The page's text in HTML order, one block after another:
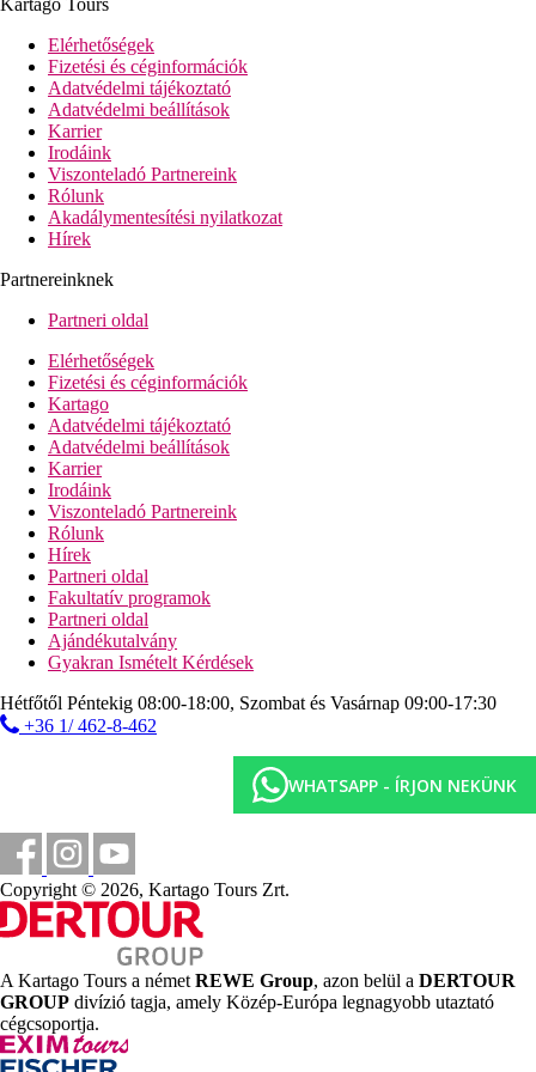
570 szoba
mongol, harapnivalók a strandon)
6 ütem
2 úszómedence
Pueblo Principe bevásárlónegyed
konferenciaterem
fizetős internet és ATM
Az ügyfelek igénybe vehetik a Luxury Ambar, a Grand
Aquamarine, a Grand Punta Cana és a Grand Turquesa
szállodák szolgáltatásait (a büfééttermek kivételével) =
gyermekmedence
WiFi-kapcsolat
Strand leírása
A homokos strand közvetlenül a szálloda mellett található.
Diéta
Mindent tartalmazó program:
Üdvözlő koktél
Reggeli (07.00 - 10.30), ebéd (13.00 - 15.00) és vacsora
Belépés minden à la carte étterembe (előzetes foglalás
szükséges)
Helyi és külföldi alkoholos és alkoholmentes italok,
eredeti alkoholos italok választéka
Minibár a szobában, naponta feltöltve (üdítők, víz)
Naponta 1 óra ingyenes - katamarán, búvárleckék a
medencében, kajakok, tenisz, kerékpárok,
sznorkelfelszerelés
Darts, kosárlabda, foci, röplabda, táncórák, fitnesz,
WiFi-kapcsolat
Ingyenes sporttevékenységek
nyilak
katamarán, kajakok
tenisz
kerekek
kosárlabda
futball
röplabda
táncórák
Kartago Tours
Elérhetőségek
Fizetési és céginformációk
Adatvédelmi tájékoztató
Adatvédelmi beállítások
Karrier
Irodáink
Viszonteladó Partnereink
Rólunk
Akadálymentesítési nyilatkozat
Hírek
Partnereinknek
Partneri oldal
Elérhetőségek
Fizetési és céginformációk
Kartago
Adatvédelmi tájékoztató
Adatvédelmi beállítások
Karrier
Irodáink
Viszonteladó Partnereink
Rólunk
Hírek
Partneri oldal
Fakultatív programok
Partneri oldal
Ajándékutalvány
Gyakran Ismételt Kérdések
Hétfőtől Péntekig 08:00-18:00, Szombat és Vasárnap 09:00-17:30
+36 1/ 462-8-462
WHATSAPP - ÍRJON NEKÜNK
Copyright © 2026, Kartago Tours Zrt.
A Kartago Tours a német REWE Group, azon belül a DERTOUR
GROUP divízió tagja, amely Közép-Európa legnagyobb utaztató
cégcsoportja.